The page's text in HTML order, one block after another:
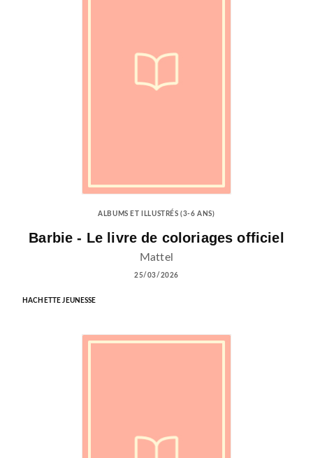
ALBUMS ET ILLUSTRÉS (3-6 ANS)
Barbie - Le livre de coloriages officiel
Mattel
25/03/2026
HACHETTE JEUNESSE